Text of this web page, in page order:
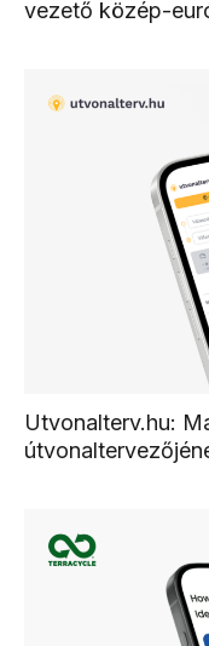
vezető közép-
Utvonalterv.hu: